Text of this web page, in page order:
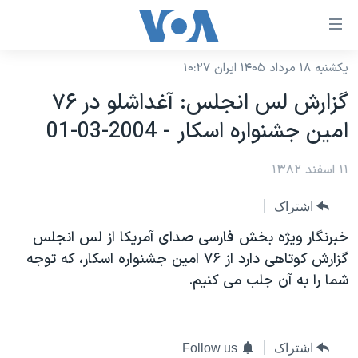
لینکهای
دسترسی
جهش
به
محتوای
اصلی
صفحه
اصلی
جهش
به
نسخه سبک وب‌سایت
موضوع ها
ایران
آمریکا
جهان
ورزشی
گزیده‌ها
ویدیوها
برنامه های تلویزیونی
جدول برنامه ها
صفحه‌های ویژه
جام جهانی ۲۰۲۶
عملیات خشم حماسی
بایگانی برنامه‌های تلویزیونی
فرکانس‌های صدای آمریکا
پخش رادیویی
یکشنبه ۱۸ مرداد ۱۴۰۵ ایران ۱۰:۲۷
گزارش لس انجلس: آغداشلو در ٧۶
امين جشنواره اسکار - 2004-03-01
۱۱ اسفند ۱۳۸۲
اشتراک
خبرنگار ويژه بخش فارسی صدای آمريکا از لس انجلس
گزارش کوتاهی دارد از ٧۶ امين جشنواره اسکار، که توجه
شما را به آن جلب می کنيم.
اشتراک Follow us